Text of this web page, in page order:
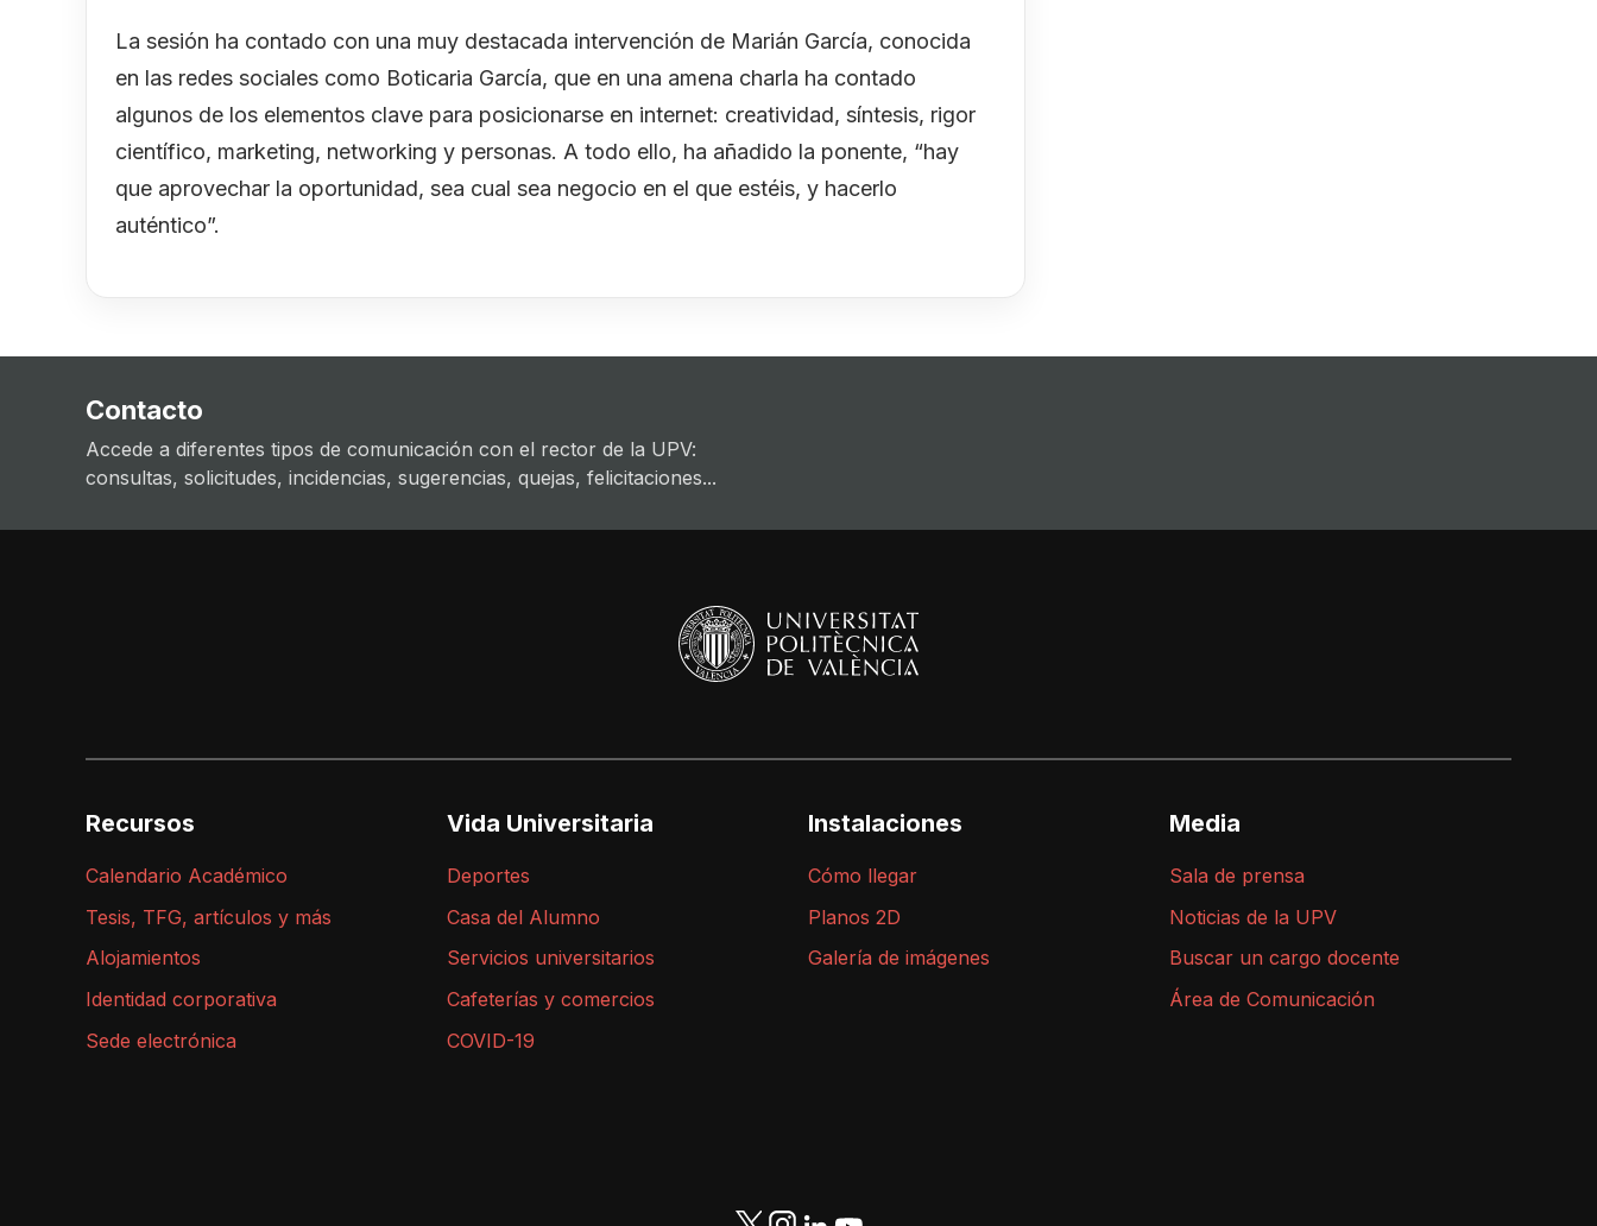
La sesión ha contado con una muy destacada intervención de Marián García, conocida
en las redes sociales como Boticaria García, que en una amena charla ha contado
algunos de los elementos clave para posicionarse en internet: creatividad, síntesis, rigor
científico, marketing, networking y personas. A todo ello, ha añadido la ponente, “hay
que aprovechar la oportunidad, sea cual sea negocio en el que estéis, y hacerlo
auténtico”.
Contacto
Accede a diferentes tipos de comunicación con el rector de la UPV:
consultas, solicitudes, incidencias, sugerencias, quejas, felicitaciones...
Recursos
Calendario Académico
Tesis, TFG, artículos y más
Alojamientos
Identidad corporativa
Sede electrónica
Vida Universitaria
Deportes
Casa del Alumno
Servicios universitarios
Cafeterías y comercios
COVID-19
Instalaciones
Cómo llegar
Planos 2D
Galería de imágenes
Media
Sala de prensa
Noticias de la UPV
Buscar un cargo docente
Área de Comunicación